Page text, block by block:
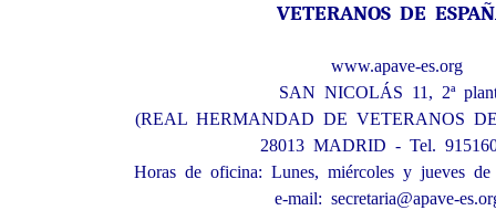
VETERANOS DE
www.apave-es.org
SAN NICOLÁS 11, 2ª
(REAL HERMANDAD DE VETERANOS
28013 MADRID - Tel.
Horas de oficina: Lunes, miércoles y jueves
e-mail: secretaria@apave-